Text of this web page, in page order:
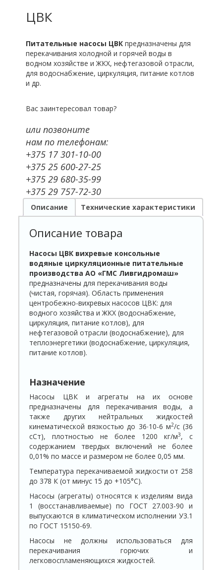
ЦВК
Питательные насосы ЦВКпредназначены для
перекачивания холодной и горячей воды в
водном хозяйстве и ЖКХ, нефтегазовой отрасли,
для водоснабжение, циркуляция, питание котлов
и др.
Вас заинтересовал товар?
или позвоните
нам по телефонам:
+375 17 301-10-00
+375 25 600-27-25
+375 29 680-35-99
+375 29 757-72-30
Описание Технические характеристики
Описание товара
Насосы ЦВК вихревые консольные
водяные циркуляционные питательные
производства АО «ГМС Ливгидромаш»
предназначены для перекачивания воды
(чистая, горячая). Область применения
центробежно-вихревых насосов ЦВК: для
водного хозяйства и ЖКХ (водоснабжение,
циркуляция, питание котлов), для
нефтегазовой отрасли (водоснабжение), для
теплоэнергетики (водоснабжение, циркуляция,
питание котлов).
Назначение
Насосы ЦВК и агрегаты на их основе
предназначены для перекачивания воды, а
также других нейтральных жидкостей
кинематической вязкостью до 36∙10-6 м2/с (36
сСт), плотностью не более 1200 кг/м3, с
содержанием твердых включений не более
0,01% по массе и размером не более 0,05 мм.
Температура перекачиваемой жидкости от 258
до 378 К (от минус 15 до +105°С).
Насосы (агрегаты) относятся к изделиям вида
1 (восстанавливаемые) по ГОСТ 27.003-90 и
выпускаются в климатическом исполнении У3.1
по ГОСТ 15150-69.
Насосы не должны использоваться для
перекачивания горючих и
легковоспламеняющихся жидкостей.